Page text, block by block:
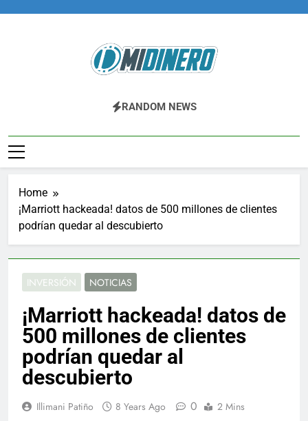
Midinero.co
Fintech, Criptomonedas
RANDOM NEWS
Home
¡Marriott hackeada! datos de 500 millones de clientes
podrían quedar al descubierto
INVERSIÓN NOTICIAS
¡Marriott hackeada! datos de
500 millones de clientes
podrían quedar al
descubierto
Illimani Patiño 8 Years Ago 0 2 Mins